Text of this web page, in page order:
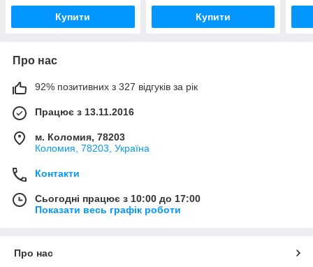
Купити Купити
Про нас
92% позитивних з 327 відгуків за рік
Працює з 13.11.2016
м. Коломия, 78203
Коломия, 78203, Україна
Контакти
Сьогодні працює з 10:00 до 17:00
Показати весь графік роботи
Про нас